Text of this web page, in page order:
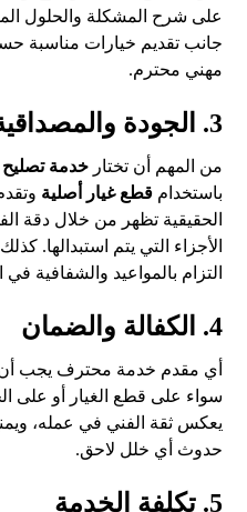
على شرح المشكلة والحلول
جانب تقديم خيارات مناسبة
مهني محترم.
3. الجودة والمصداقية
من المهم أن تختارخدمة تصليح
باستخدامقطع غيار أصلية
الحقيقية تظهر من خلال دقة
الأجزاء التي يتم استبدالها.
التزام بالمواعيد والشفافية في
4. الكفالة والضمان
أي مقدم خدمة محترف يجب
سواء على قطع الغيار أو على
يعكس ثقة الفني في عمله،
حدوث أي خلل لاحق.
5. تكلفة الخدمة